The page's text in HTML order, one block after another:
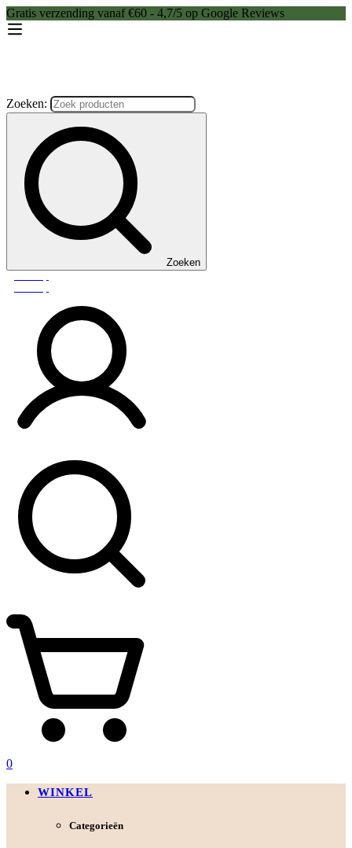
Gratis verzending vanaf €60 - 4,7/5 op Google Reviews
Zoeken:
Zoeken
0
WINKEL
Categorieën